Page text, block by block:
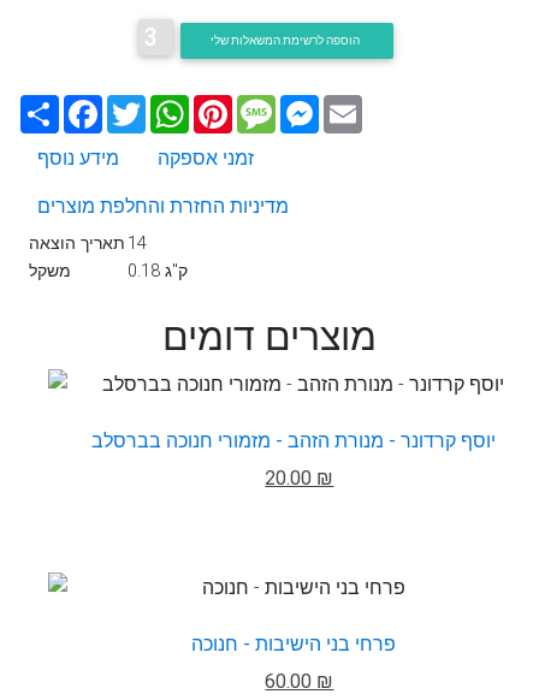
3
שתף Facebook
TwitterWhatsApp
PinterestMessageMessenger
מידע נוסף
זמני אספקה
מדיניות החזרת והחלפת מוצרים
תאריך הוצאה 14
משקל
0.18 ק"ג
מוצרים דומים
יוסף קרדונר - מנורת הזהב - מזמורי חנוכה בברסלב
20.00 ₪
פרחי בני הישיבות - חנוכה
60.00 ₪